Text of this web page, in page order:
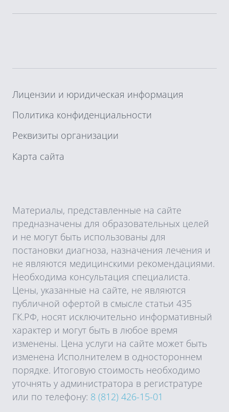
Лицензии и юридическая информация
Политика конфиденциальности
Реквизиты организации
Карта сайта
Материалы, представленные на сайте
предназначены для образовательных целей
и не могут быть использованы для
постановки диагноза, назначения лечения и
не являются медицинскими рекомендациями.
Необходима консультация специалиста.
Цены, указанные на сайте, не являются
публичной офертой в смысле статьи 435
ГК.РФ, носят исключительно информативный
характер и могут быть в любое время
изменены. Цена услуги на сайте может быть
изменена Исполнителем в одностороннем
порядке. Итоговую стоимость необходимо
уточнять у администратора в регистратуре
или по телефону: 8 (812) 426-15-01